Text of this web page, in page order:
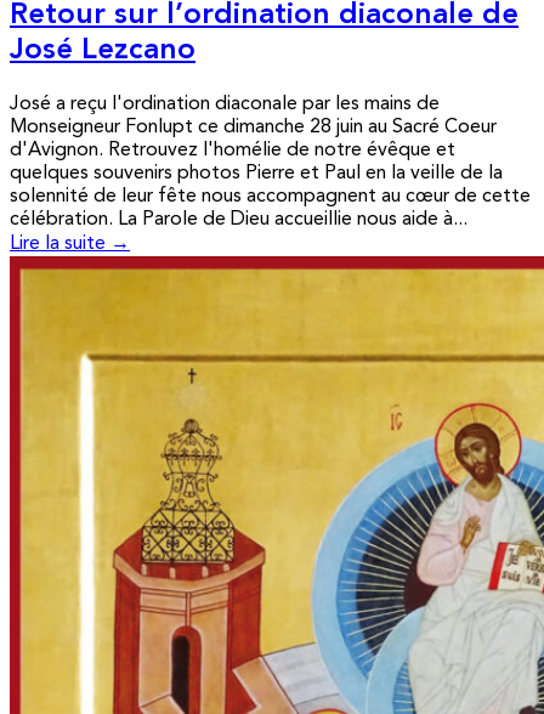
Retour sur l’ordination diaconale de
José Lezcano
José a reçu l'ordination diaconale par les mains de
Monseigneur Fonlupt ce dimanche 28 juin au Sacré Coeur
d'Avignon. Retrouvez l'homélie de notre évêque et
quelques souvenirs photos Pierre et Paul en la veille de la
solennité de leur fête nous accompagnent au cœur de cette
célébration. La Parole de Dieu accueillie nous aide à...
Lire la suite →